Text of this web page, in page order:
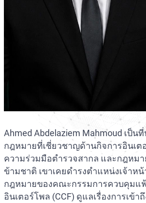
Ahmed Abdelaziem Mahmoud เป็น
กฎหมายที่เชี่ยวชาญด้านกิจการอินเต
ความร่วมมือตำรวจสากล และกฎหม
ข้ามชาติ เขาเคยดำรงตำแหน่งเจ้าหน้
กฎหมายของคณะกรรมการควบคุมแ
อินเตอร์โพล (CCF) ดูแลเรื่องการเข้า